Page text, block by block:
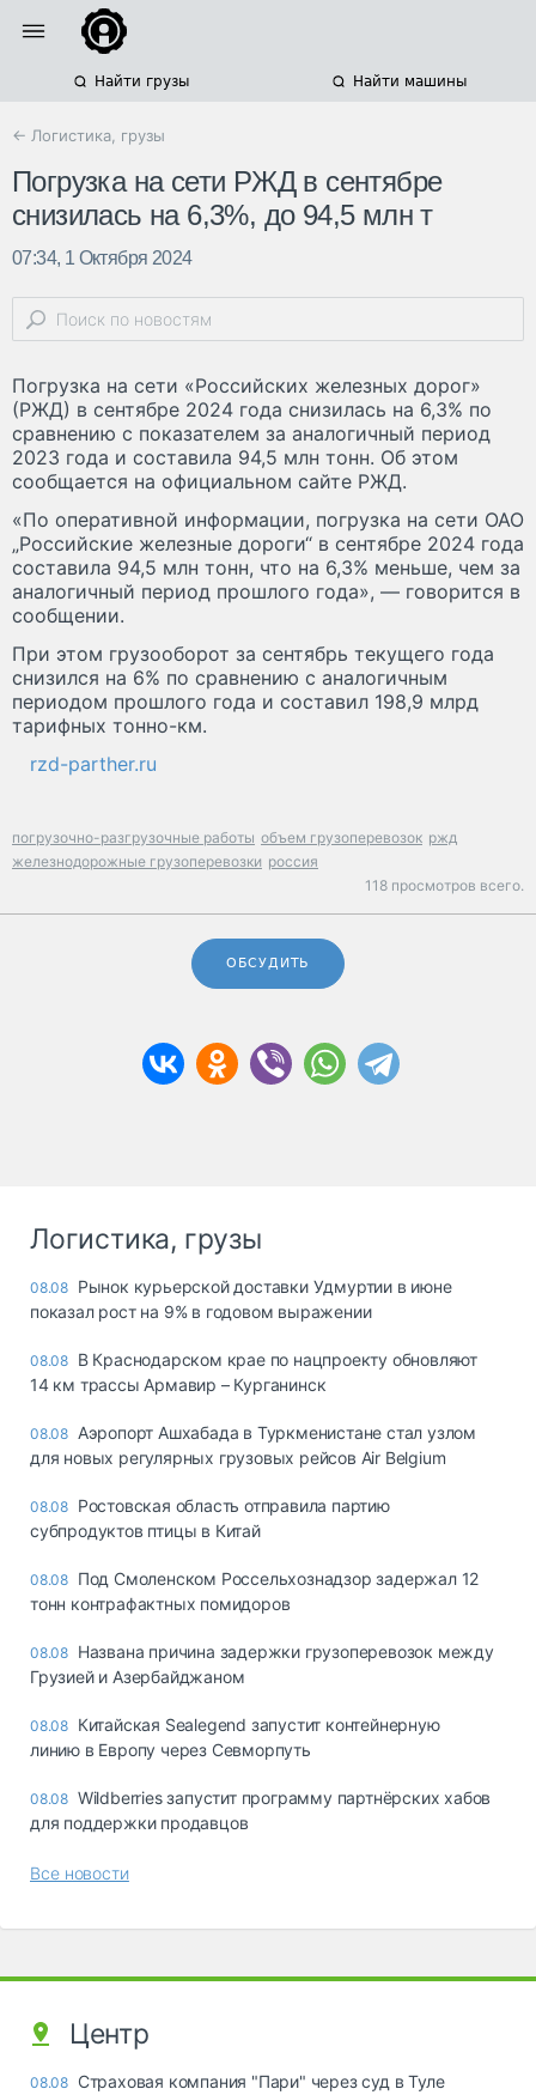
Найти грузы Найти машины
← Логистика, грузы
Погрузка на сети РЖД в сентябре
снизилась на 6,3%, до 94,5 млн т
07:34, 1 Октября 2024
Погрузка на сети «Российских железных дорог»
(РЖД) в сентябре 2024 года снизилась на 6,3% по
сравнению с показателем за аналогичный период
2023 года и составила 94,5 млн тонн. Об этом
сообщается на официальном сайте РЖД.
«По оперативной информации, погрузка на сети ОАО
„Российские железные дороги“ в сентябре 2024 года
составила 94,5 млн тонн, что на 6,3% меньше, чем за
аналогичный период прошлого года», — говорится в
сообщении.
При этом грузооборот за сентябрь текущего года
снизился на 6% по сравнению с аналогичным
периодом прошлого года и составил 198,9 млрд
тарифных тонно-км.
rzd-parther.ru
погрузочно-разгрузочные работы объем грузоперевозок ржд
железнодорожные грузоперевозки россия
118 просмотров всего.
ОБСУДИТЬ
Логистика, грузы
08.08 Рынок курьерской доставки Удмуртии в июне
показал рост на 9% в годовом выражении
08.08 В Краснодарском крае по нацпроекту обновляют
14 км трассы Армавир – Курганинск
08.08 Аэропорт Ашхабада в Туркменистане стал узлом
для новых регулярных грузовых рейсов Air Belgium
08.08 Ростовская область отправила партию
субпродуктов птицы в Китай
08.08 Под Смоленском Россельхознадзор задержал 12
тонн контрафактных помидоров
08.08 Названа причина задержки грузоперевозок между
Грузией и Азербайджаном
08.08 Китайская Sealegend запустит контейнерную
линию в Европу через Севморпуть
08.08 Wildberries запустит программу партнёрских хабов
для поддержки продавцов
Все новости
Центр
08.08 Страховая компания "Пари" через суд в Туле